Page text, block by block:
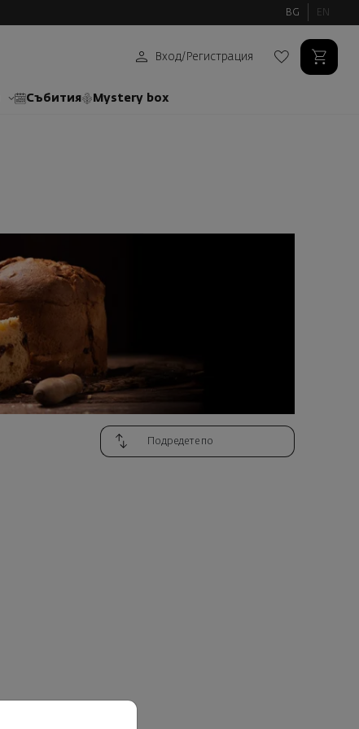
BG EN
Вход/ Регистрация
Събития Mystery box